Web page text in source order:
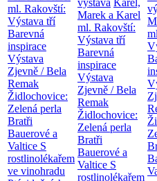
ml. Rakovští:
Výstava tří
Barevná
inspirace
Výstava
Zjevně / Bela
Remak
Židlochovice:
Zelená perla
Bratři
Bauerové a
Valtice S
rostlinolékařem
ve vinohradu
výstava Karel,
Marek a Karel
ml. Rakovští:
Výstava tří
Barevná
inspirace
Výstava
Zjevně / Bela
Remak
Židlochovice:
Zelená perla
Bratři
Bauerové a
Valtice S
rostlinolékařem